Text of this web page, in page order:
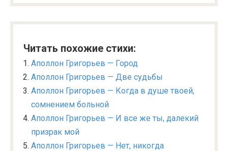
Читать похожие стихи:
Аполлон Григорьев — Город
Аполлон Григорьев — Две судьбы
Аполлон Григорьев — Когда в душе твоей,
сомнением больной
Аполлон Григорьев — И все же ты, далекий
призрак мой
Аполлон Григорьев — Нет, никогда